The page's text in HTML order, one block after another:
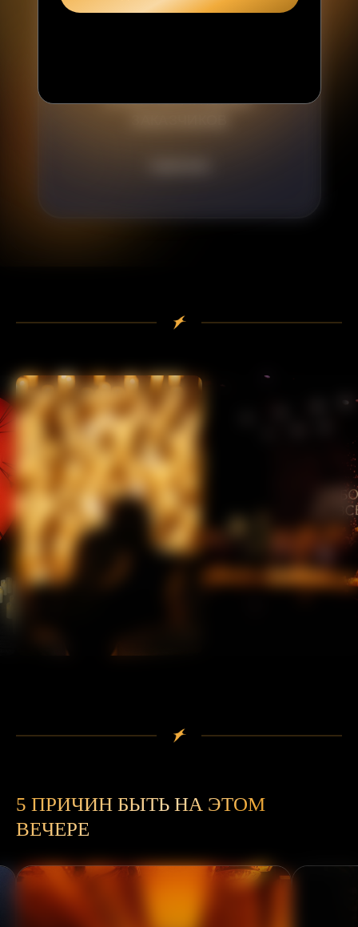
И КОРПОРАТИВНЫХ
5 ПРИЧИН БЫТЬ НА ЭТОМ
ВЕЧЕРЕ